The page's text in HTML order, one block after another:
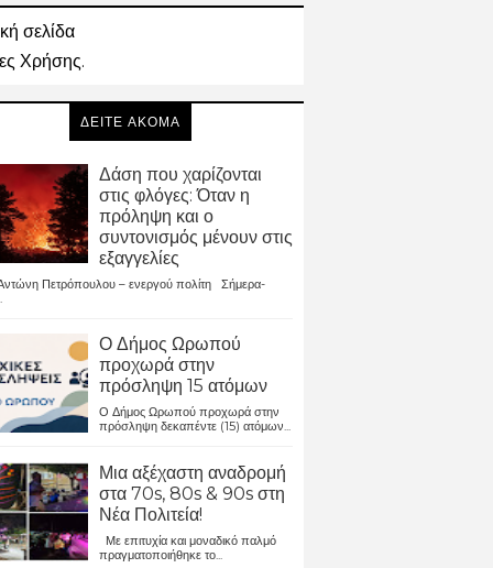
σελίδα
Χρήσης.
ΔΕΙΤΕ ΑΚΟΜΑ
Δάση που χαρίζονται
στις φλόγες: Όταν η
πρόληψη και ο
συντονισμός μένουν στις
εξαγγελίες
Πετρόπουλου – ενεργού πολίτη Σήμερα-
Ο Δήμος Ωρωπού
προχωρά στην
πρόσληψη 15 ατόμων
Ο Δήμος Ωρωπού προχωρά στην
πρόσληψη δεκαπέντε (15) ατόμων...
Μια αξέχαστη αναδρομή
στα 70s, 80s & 90s στη
Νέα Πολιτεία!
Με επιτυχία και μοναδικό παλμό
πραγματοποιήθηκε το...